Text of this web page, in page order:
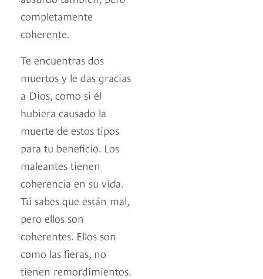
completamente
coherente.
Te encuentras dos
muertos y le das gracias
a Dios, como si él
hubiera causado la
muerte de estos tipos
para tu beneficio. Los
maleantes tienen
coherencia en su vida.
Tú sabes que están mal,
pero ellos son
coherentes. Ellos son
como las fieras, no
tienen remordimientos.